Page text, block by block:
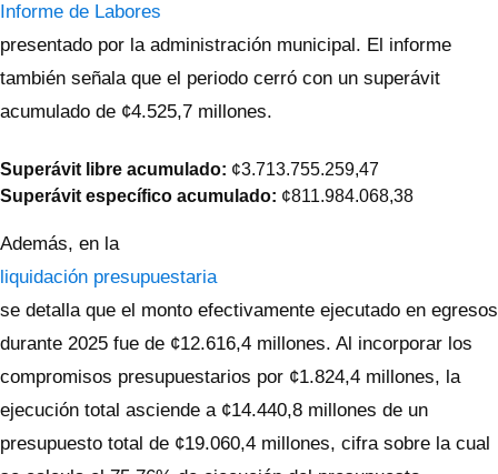
Informe de Labores
presentado por la administración municipal. El informe
también señala que el periodo cerró con un superávit
acumulado de ¢4.525,7 millones.
Superávit libre acumulado: ¢3.713.755.259,47
Superávit específico acumulado: ¢811.984.068,38
Además, en la
liquidación presupuestaria
se detalla que el monto efectivamente ejecutado en egresos
durante 2025 fue de ¢12.616,4 millones. Al incorporar los
compromisos presupuestarios por ¢1.824,4 millones, la
ejecución total asciende a ¢14.440,8 millones de un
presupuesto total de ¢19.060,4 millones, cifra sobre la cual